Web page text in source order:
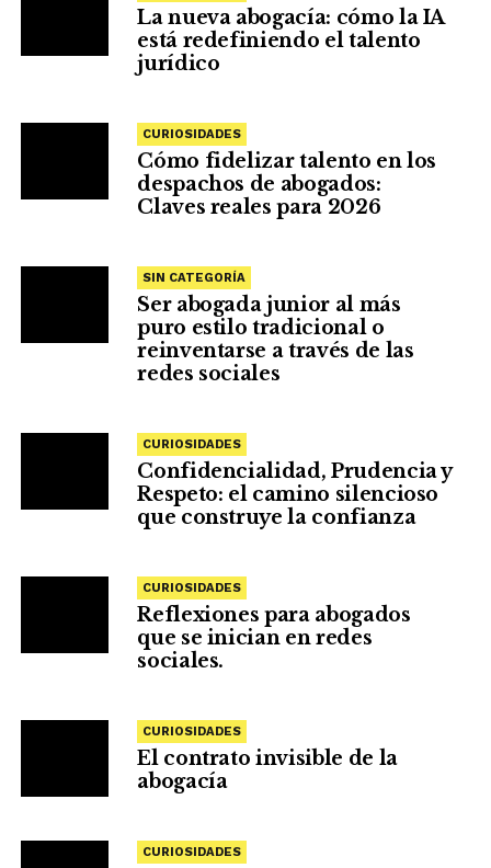
La nueva abogacía: cómo la IA
está redefiniendo el talento
jurídico
CURIOSIDADES
Cómo fidelizar talento en los
despachos de abogados:
Claves reales para 2026
SIN CATEGORÍA
Ser abogada junior al más
puro estilo tradicional o
reinventarse a través de las
redes sociales
CURIOSIDADES
Confidencialidad, Prudencia y
Respeto: el camino silencioso
que construye la confianza
CURIOSIDADES
Reflexiones para abogados
que se inician en redes
sociales.
CURIOSIDADES
El contrato invisible de la
abogacía
CURIOSIDADES